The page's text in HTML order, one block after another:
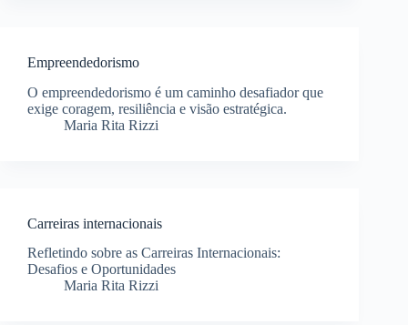
Empreendedorismo
O empreendedorismo é um caminho desafiador que
exige coragem, resiliência e visão estratégica.
Maria Rita Rizzi
Carreiras internacionais
Refletindo sobre as Carreiras Internacionais:
Desafios e Oportunidades
Maria Rita Rizzi